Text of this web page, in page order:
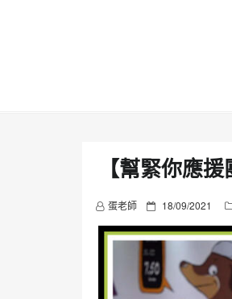
【幫緊你應
蛋老師
P
s
e
d
o
18/09/2021